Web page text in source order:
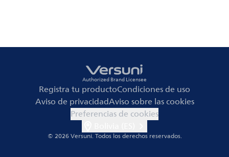
Authorized Brand Licensee
Registra tu productoCondiciones de uso
Aviso de privacidadAviso sobre las cookies
Preferencias de cookies
© 2026 Versuni.Todos los derechos reservados.